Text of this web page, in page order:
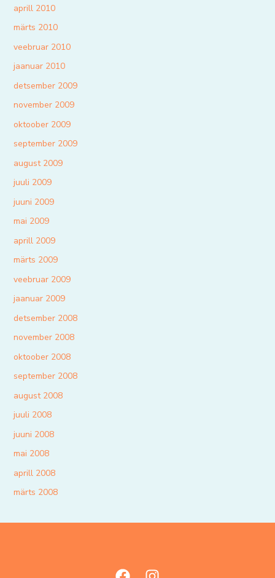
aprill 2010
märts 2010
veebruar 2010
jaanuar 2010
detsember 2009
november 2009
oktoober 2009
september 2009
august 2009
juuli 2009
juuni 2009
mai 2009
aprill 2009
märts 2009
veebruar 2009
jaanuar 2009
detsember 2008
november 2008
oktoober 2008
september 2008
august 2008
juuli 2008
juuni 2008
mai 2008
aprill 2008
märts 2008